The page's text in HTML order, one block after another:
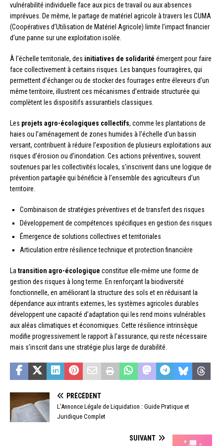
vulnérabilité individuelle face aux pics de travail ou aux absences
imprévues. De même, le partage de matériel agricole à travers les CUMA
(Coopératives d’Utilisation de Matériel Agricole) limite l’impact financier
d’une panne sur une exploitation isolée.
À l’échelle territoriale, des initiatives de solidarité émergent pour faire
face collectivement à certains risques. Les banques fourragères, qui
permettent d’échanger ou de stocker des fourrages entre éleveurs d’un
même territoire, illustrent ces mécanismes d’entraide structurée qui
complètent les dispositifs assurantiels classiques.
Les projets agro-écologiques collectifs, comme les plantations de
haies ou l’aménagement de zones humides à l’échelle d’un bassin
versant, contribuent à réduire l’exposition de plusieurs exploitations aux
risques d’érosion ou d’inondation. Ces actions préventives, souvent
soutenues par les collectivités locales, s’inscrivent dans une logique de
prévention partagée qui bénéficie à l’ensemble des agriculteurs d’un
territoire.
Combinaison de stratégies préventives et de transfert des risques
Développement de compétences spécifiques en gestion des risques
Émergence de solutions collectives et territoriales
Articulation entre résilience technique et protection financière
Latransition agro-écologique constitue elle-même une forme de
gestion des risques à long terme. En renforçant la biodiversité
fonctionnelle, en améliorant la structure des sols et en réduisant la
dépendance aux intrants externes, les systèmes agricoles durables
développent une capacité d’adaptation qui les rend moins vulnérables
aux aléas climatiques et économiques. Cette résilience intrinsèque
modifie progressivement le rapport à l’assurance, qui reste nécessaire
mais s’inscrit dans une stratégie plus large de durabilité.
PRÉCÉDENT
L’Annonce Légale de Liquidation : Guide Pratique et
Juridique Complet
SUIVANT